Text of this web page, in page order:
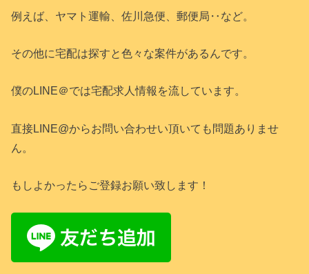
例えば、ヤマト運輸、佐川急便、郵便局‥など。
その他に宅配は探すと色々な案件があるんです。
僕のLINE＠では宅配求人情報を流しています。
直接LINE@からお問い合わせい頂いても問題ありませ
ん。
もしよかったらご登録お願い致します！